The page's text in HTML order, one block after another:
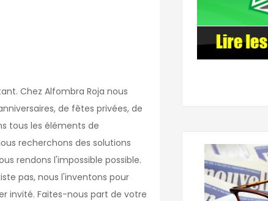
Chez Alfombra Roja nous
de fêtes privées, de
tous les éléments de
recherchons des solutions
rendons l'impossible possible.
pas, nous l'inventons pour
invité. Faites-nous part de votre